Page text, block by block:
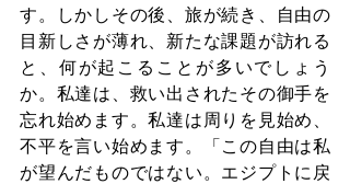
す。しかしその後、旅が続き、自由の
目新しさが薄れ、新たな課題が訪れる
と、何が起こることが多いでしょう
か。私達は、救い出されたその御手を
忘れ始めます。私達は周りを見始め、
不平を言い始めます。「この自由は私
が望んだものではない。エジプトに戻